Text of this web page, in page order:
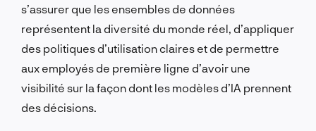
s’assurer que les ensembles de données
représentent la diversité du monde réel, d’appliquer
des politiques d’utilisation claires et de permettre
aux employés de première ligne d’avoir une
visibilité sur la façon dont les modèles d’IA prennent
des décisions.